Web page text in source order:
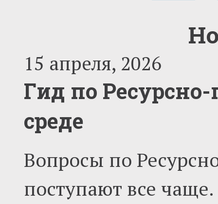
15 апреля, 2026
Гид по
среде
Вопросы по
поступают все